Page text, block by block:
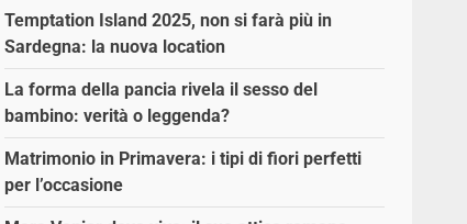
Temptation Island 2025, non si farà più in
Sardegna: la nuova location
La forma della pancia rivela il sesso del
bambino: verità o leggenda?
Matrimonio in Primavera: i tipi di fiori perfetti
per l’occasione